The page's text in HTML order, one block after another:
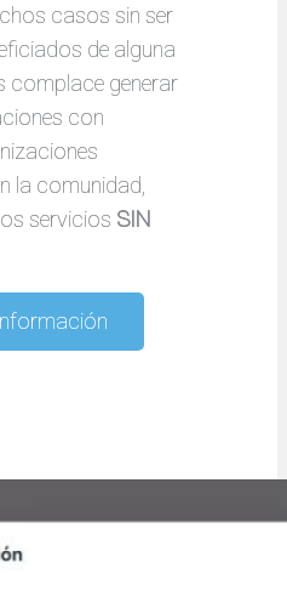
casos sin ser
de alguna
complace generar
con
la comunidad,
servicios SIN